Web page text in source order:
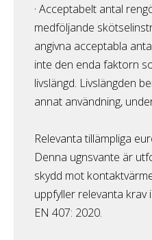
· Acceptabelt antal
medföljande
angivna acceptabla
inte den enda faktorn
livslängd. Livslängden
annat användning,
Relevanta tillämpliga
Denna ugnsvante är
skydd mot
uppfyller relevanta krav
EN 407: 2020.